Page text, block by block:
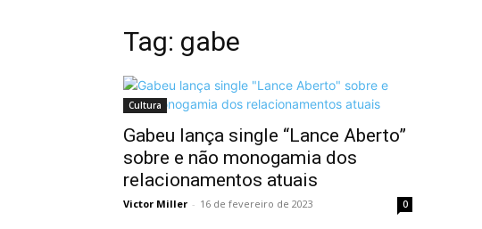
Tag: gabe
Cultura
Gabeu lança single “Lance Aberto”
sobre e não monogamia dos
relacionamentos atuais
Victor Miller - 16 de fevereiro de 2023 0